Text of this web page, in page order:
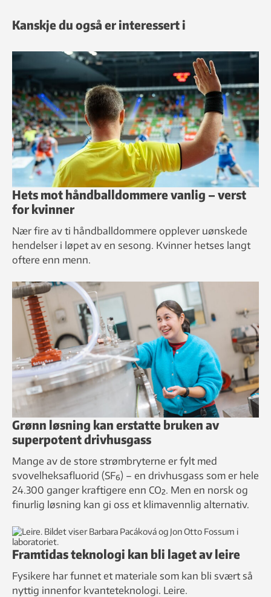
Kanskje du også er interessert i
Hets mot håndballdommere vanlig – verst
for kvinner
Nær fire av ti håndballdommere opplever uønskede
hendelser i løpet av en sesong. Kvinner hetses langt
oftere enn menn.
Grønn løsning kan erstatte bruken av
superpotent drivhusgass
Mange av de store strømbryterne er fylt med
svovelheksafluorid (SF₆) – en drivhusgass som er hele
24.300 ganger kraftigere enn CO₂. Men en norsk og
finurlig løsning kan gi oss et klimavennlig alternativ.
Framtidas teknologi kan bli laget av leire
Fysikere har funnet et materiale som kan bli svært så
nyttig innenfor kvanteteknologi. Leire.